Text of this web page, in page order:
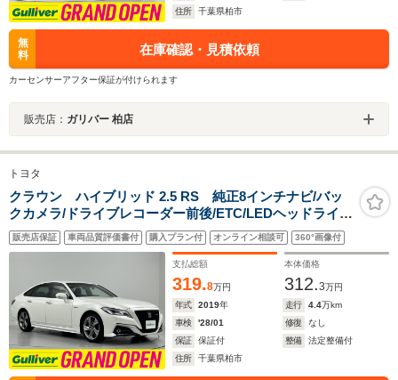
住所
千葉県柏市
無
料
在庫確認・見積依頼
カーセンサーアフター保証が付けられます
販売店： ガリバー 柏店
トヨタ
クラウン ハイブリッド 2.5 RS 純正8インチナビ/バッ
クカメラ/ドライブレコーダー前後/ETC/LEDヘッドライ
ト/パワーシートクリアランスソナー/衝突軽減ブレーキ/車
線逸脱警報/オートハイビーム/純正18インチアルミホイル/
販売店保証 車両品質評価書付 購入プラン付 オンライン相談可 360°画像付
支払総額
319.8万円
本体価格
312.3万円
年式
2019年 走行 4.4万km
車検
'28/01 修復
なし
保証
保証付 整備
法定整備付
住所
千葉県柏市